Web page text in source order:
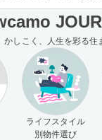
かしこく、人生を彩る住
ライフスタイル
別物件選び